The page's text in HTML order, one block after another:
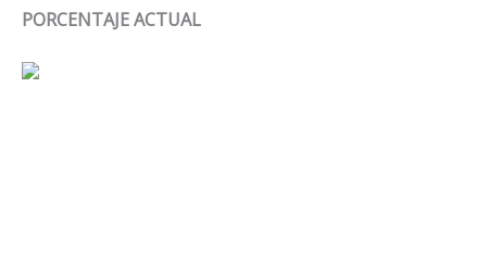
PORCENTAJE ACTUAL